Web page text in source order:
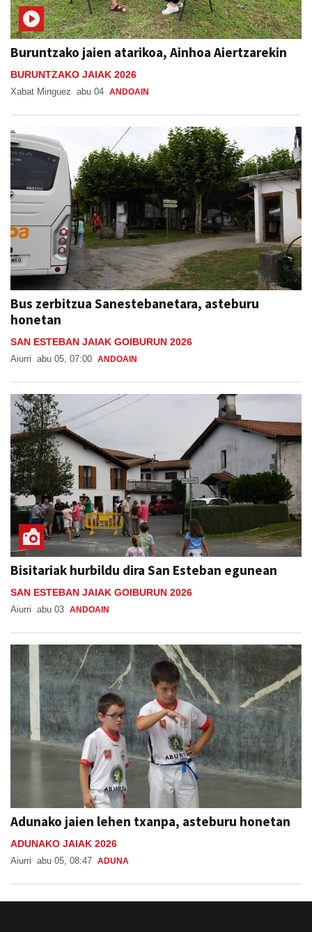
Buruntzako jaien atarikoa, Ainhoa Aiertzarekin
BURUNTZAKO JAIAK 2026
Xabat Minguez abu 04 ANDOAIN
Bus zerbitzua Sanestebanetara, asteburu
honetan
SAN ESTEBAN JAIAK GOIBURUN 2026
Aiurri abu 05, 07:00 ANDOAIN
Bisitariak hurbildu dira San Esteban egunean
SAN ESTEBAN JAIAK GOIBURUN 2026
Aiurri abu 03 ANDOAIN
Adunako jaien lehen txanpa, asteburu honetan
ADUNAKO JAIAK 2026
Aiurri abu 05, 08:47 ADUNA